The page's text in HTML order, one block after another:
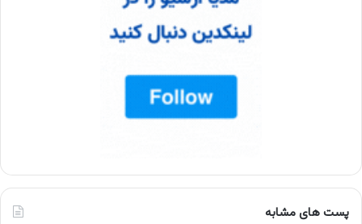
پست های مشابه